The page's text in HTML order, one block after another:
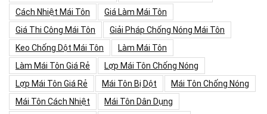
Cách Nhiệt Mái Tôn
Giá Làm Mái Tôn
Giá Thi Công Mái Tôn
Giải Pháp Chống Nóng Mái Tôn
Keo Chống Dột Mái Tôn
Làm Mái Tôn
Làm Mái Tôn Giá Rẻ
Lợp Mái Tôn Chống Nóng
Lợp Mái Tôn Giá Rẻ
Mái Tôn Bị Dột
Mái Tôn Chống Nóng
Mái Tôn Cách Nhiệt
Mái Tôn Dân Dụng